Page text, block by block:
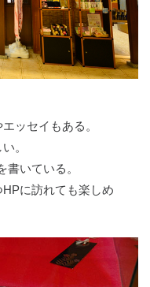
ッセイもある。
。
いている。
に訪れても楽しめ